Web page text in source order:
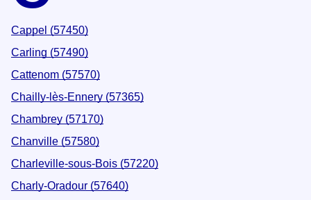
Cappel (57450)
Carling (57490)
Cattenom (57570)
Chailly-lès-Ennery (57365)
Chambrey (57170)
Chanville (57580)
Charleville-sous-Bois (57220)
Charly-Oradour (57640)